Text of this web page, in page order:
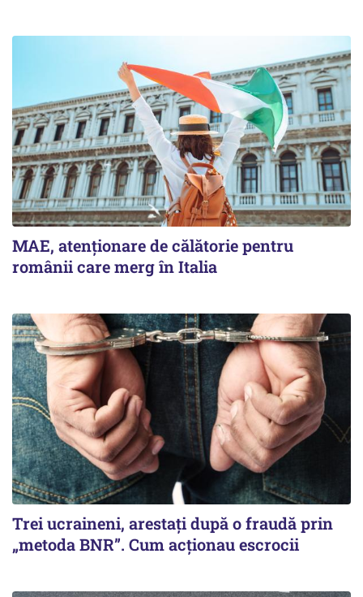
MAE, atenționare de călătorie pentru
românii care merg în Italia
Trei ucraineni, arestați după o fraudă prin
„metoda BNR”. Cum acționau escrocii